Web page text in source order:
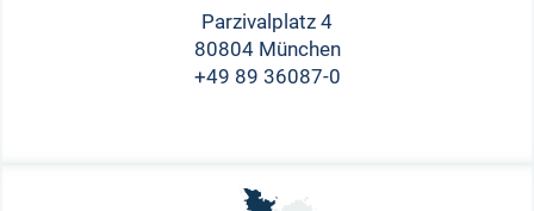
Parzivalplatz 4
80804 München
+49 89 36087-0